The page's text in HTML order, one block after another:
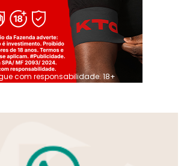
com responsabilidade. 18+